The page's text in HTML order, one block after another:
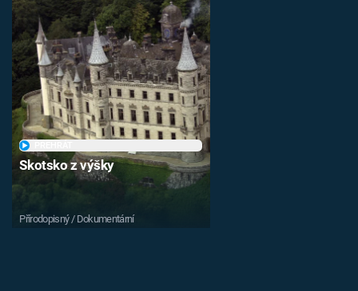
Skotsko z výšky
Přírodopisný / Dokumentární